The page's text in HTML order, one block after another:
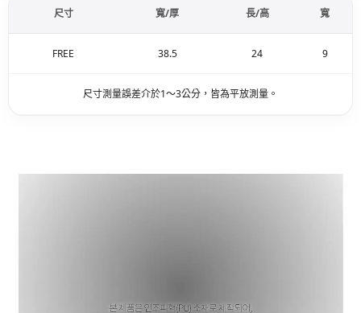
尺寸 寬/厚 長/高 寬
FREE 38.5 24 9
尺寸測量誤差介於1～3公分，皆為平放測量。